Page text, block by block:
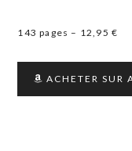
143 pages – 12,95 €
ACHETER SUR